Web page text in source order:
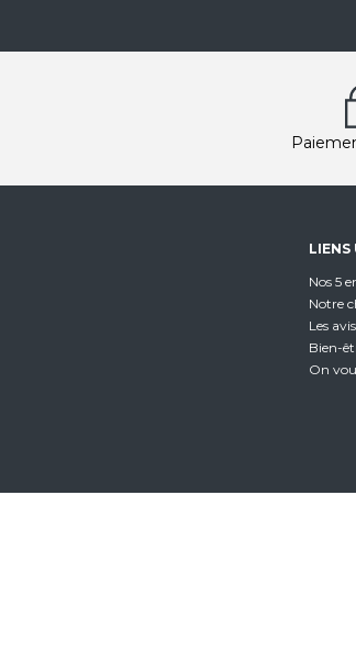
LIENS
Nos 5
Notre
Les
Bien-
On